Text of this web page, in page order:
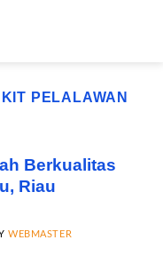
PELALAWAN
Berkualitas
Riau
WEBMASTER